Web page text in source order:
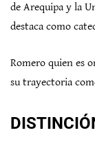
de Arequipa y la
destaca como
Romero quien es
su trayectoria